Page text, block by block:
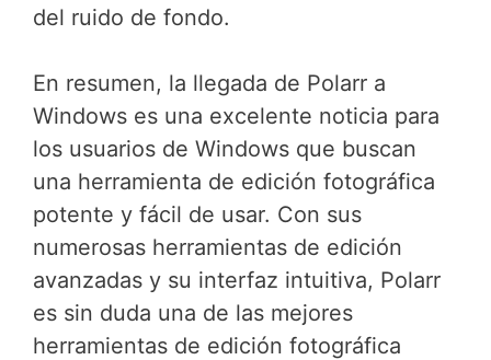
del ruido de fondo.
En resumen, la llegada de Polarr a
Windows es una excelente noticia para
los usuarios de Windows que buscan
una herramienta de edición fotográfica
potente y fácil de usar. Con sus
numerosas herramientas de edición
avanzadas y su interfaz intuitiva, Polarr
es sin duda una de las mejores
herramientas de edición fotográfica